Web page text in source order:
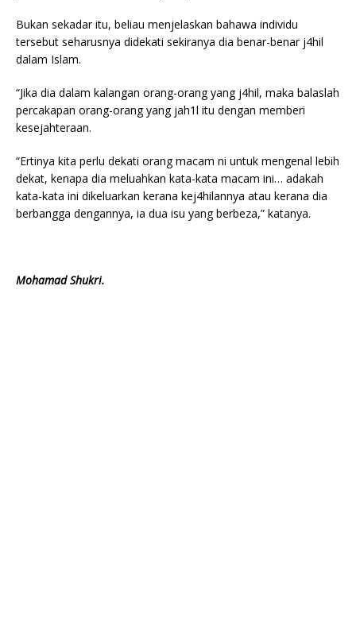
Bukan sekadar itu, beliau menjelaskan bahawa individu
tersebut seharusnya didekati sekiranya dia benar-benar j4hil
dalam Islam.
“Jika dia dalam kalangan orang-orang yang j4hil, maka balaslah
percakapan orang-orang yang jah1l itu dengan memberi
kesejahteraan.
“Ertinya kita perlu dekati orang macam ni untuk mengenal lebih
dekat, kenapa dia meluahkan kata-kata macam ini… adakah
kata-kata ini dikeluarkan kerana kej4hilannya atau kerana dia
berbangga dengannya, ia dua isu yang berbeza,” katanya.
Mohamad Shukri.